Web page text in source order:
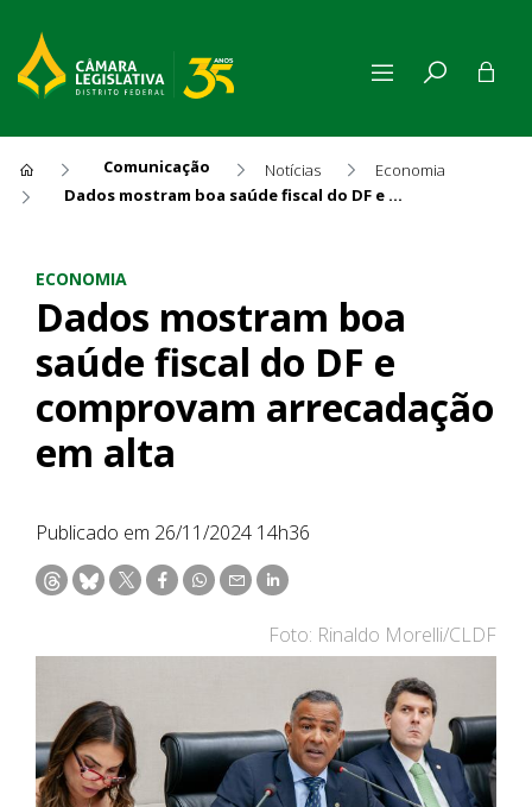
Comunicação Notícias
Economia
Dados mostram boa saúde fiscal do DF e comprovam arrecadação em alta
ECONOMIA
Dados mostram boa
saúde fiscal do DF e
comprovam arrecadação
em alta
Publicado em 26/11/2024 14h36
Foto: Rinaldo Morelli/CLDF